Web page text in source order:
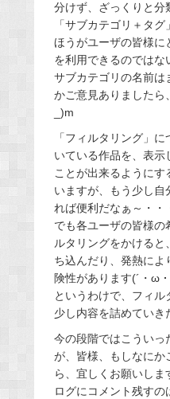
分けず、ざっくりと分
「サブカテゴリ＋タ
ほうがユーザの皆様に
を利用できるのではな
サブカテゴリの名前は
かご意見ありましたら
_)m
「フィルタリング」
いている作品を、表示
ことが出来るようにす
いますが、もう少し自
れば便利だなぁ～・・
でも各ユーザの皆様の
ルタリングをかけると
ち込んだり、発熱に
険性があります(´・ω
というわけで、フィル
少し内容を詰めていき
今の段階ではこういっ
が、皆様、もしなにか
ら、宜しくお願いし
ログにコメント残すの